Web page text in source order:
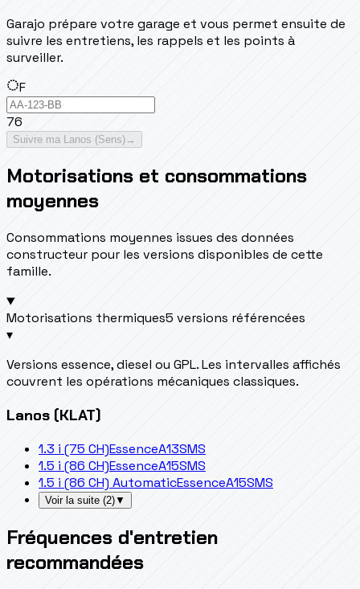
Garajo prépare votre garage et vous permet ensuite de
suivre les entretiens, les rappels et les points à
surveiller.
F
76
Suivre ma Lanos (Sens) →
Motorisations et consommations
moyennes
Consommations moyennes issues des données
constructeur pour les versions disponibles de cette
famille.
Motorisations thermiques5 versions référencées
▾
Versions essence, diesel ou GPL. Les intervalles affichés
couvrent les opérations mécaniques classiques.
Lanos (KLAT)
1.3 i (75 CH)EssenceA13SMS
1.5 i (86 CH)EssenceA15SMS
1.5 i (86 CH) AutomaticEssenceA15SMS
Voir la suite (2)▼
Fréquences d'entretien
recommandées